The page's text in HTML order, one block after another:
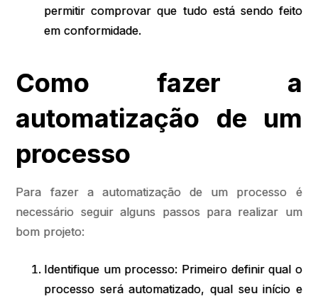
permitir comprovar que tudo está sendo feito
em conformidade.
Como fazer a
automatização de um
processo
Para fazer a automatização de um processo é
necessário seguir alguns passos para realizar um
bom projeto:
Identifique um processo: Primeiro definir qual o
processo será automatizado, qual seu início e